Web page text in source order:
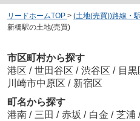
リードホームTOP > (土地(売買))路線・
新橋駅の土地(売買)
市区町村から探す
港区 / 世田谷区 / 渋谷区 / 目黒
川崎市中原区 / 新宿区
町名から探す
港南 / 三田 / 赤坂 / 白金 / 芝浦 /